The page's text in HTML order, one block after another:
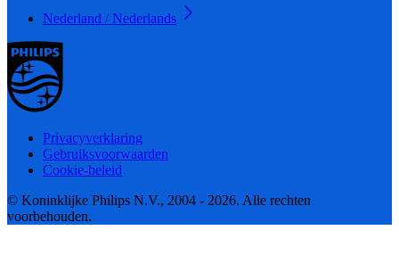
Nederland / Nederlands
Privacyverklaring
Gebruiksvoorwaarden
Cookie-beleid
© Koninklijke Philips N.V., 2004 - 2026. Alle rechten
voorbehouden.